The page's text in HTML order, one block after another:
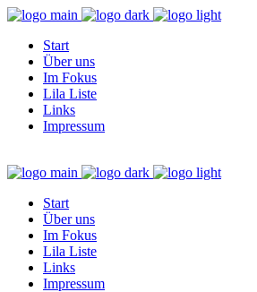
Start
Über uns
Im Fokus
Lila Liste
Links
Impressum
Start
Über uns
Im Fokus
Lila Liste
Links
Impressum